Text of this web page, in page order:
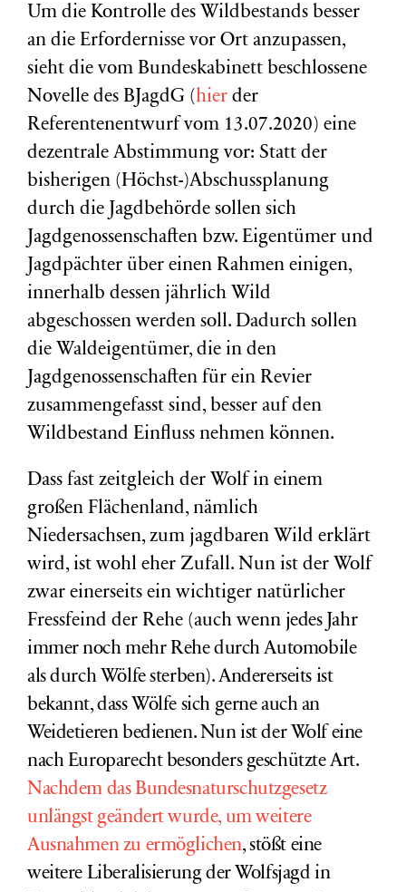
Um die Kontrolle des Wildbestands besser
an die Erfordernisse vor Ort anzupassen,
sieht die vom Bundeskabinett beschlossene
Novelle des BJagdG (hier der
Referentenentwurf vom 13.07.2020) eine
dezentrale Abstimmung vor: Statt der
bisherigen (Höchst-)Abschussplanung
durch die Jagdbehörde sollen sich
Jagdgenossenschaften bzw. Eigentümer und
Jagdpächter über einen Rahmen einigen,
innerhalb dessen jährlich Wild
abgeschossen werden soll. Dadurch sollen
die Waldeigentümer, die in den
Jagdgenossenschaften für ein Revier
zusammengefasst sind, besser auf den
Wildbestand Einfluss nehmen können.
Dass fast zeitgleich der Wolf in einem
großen Flächenland, nämlich
Niedersachsen, zum jagdbaren Wild erklärt
wird, ist wohl eher Zufall. Nun ist der Wolf
zwar einerseits ein wichtiger natürlicher
Fressfeind der Rehe (auch wenn jedes Jahr
immer noch mehr Rehe durch Automobile
als durch Wölfe sterben). Andererseits ist
bekannt, dass Wölfe sich gerne auch an
Weidetieren bedienen. Nun ist der Wolf eine
nach Europarecht besonders geschützte Art.
Nachdem das Bundesnaturschutzgesetz
unlängst geändert wurde, um weitere
Ausnahmen zu ermöglichen, stößt eine
weitere Liberalisierung der Wolfsjagd in